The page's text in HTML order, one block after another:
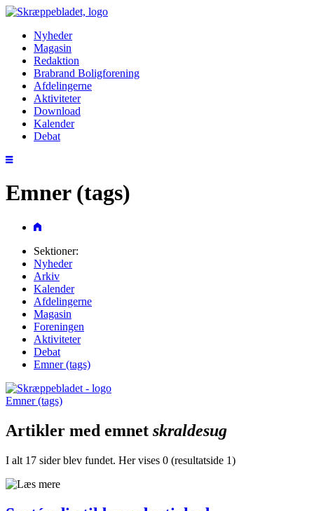
Nyheder
Magasin
Redaktion
Brabrand Boligforening
Afdelingerne
Aktiviteter
Download
Kalender
Debat
Emner (tags)
Sektioner:
Nyheder
Arkiv
Kalender
Afdelingerne
Magasin
Foreningen
Aktiviteter
Debat
Emner (tags)
Emner (tags)
Artikler med emnet skraldesug
I alt 17 sider blev fundet. Her vises 0 (resultatside 1)